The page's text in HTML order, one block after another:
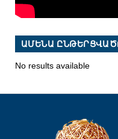
ԱՄԵՆԱ
No results available